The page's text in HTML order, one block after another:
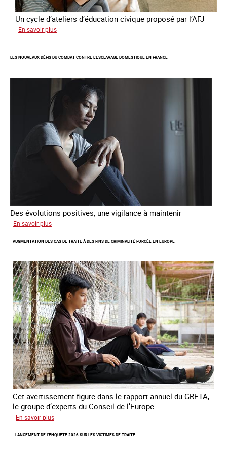
Un cycle d’ateliers d’éducation civique proposé par l’AFJ
En savoir plus
étrangère
de
traite
citoyenne
LES NOUVEAUX DÉFIS DU COMBAT CONTRE L’ESCLAVAGE DOMESTIQUE EN FRANCE
Des évolutions positives, une vigilance à maintenir
En savoir plus
nouveaux
du
combat
contre
l’esclavage
domestique
en
France
AUGMENTATION DES CAS DE TRAITE À DES FINS DE CRIMINALITÉ FORCÉE EN EUROPE
Cet avertissement figure dans le rapport annuel du GRETA,
le groupe d’experts du Conseil de l’Europe
En savoir plus
des
LANCEMENT DE L'ENQUÊTE 2026 SUR LES VICTIMES DE TRAITE